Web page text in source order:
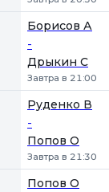
Борисов А
-
Дрыкин С
Завтра в 21:00
Руденко В
-
Попов О
Завтра в 21:30
Попов О